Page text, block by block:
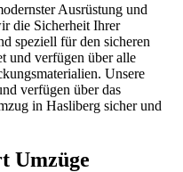
Ausrüstung und
die Sicherheit Ihrer
speziell für den sicheren
und verfügen über alle
Unsere
verfügen über das
in Hasliberg sicher und
Umzüge